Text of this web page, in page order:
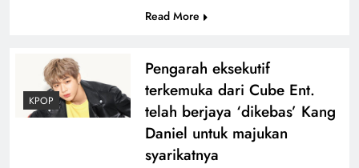
Read More
KPOP
Pengarah eksekutif
terkemuka dari Cube Ent.
telah berjaya ‘dikebas’ Kang
Daniel untuk majukan
syarikatnya